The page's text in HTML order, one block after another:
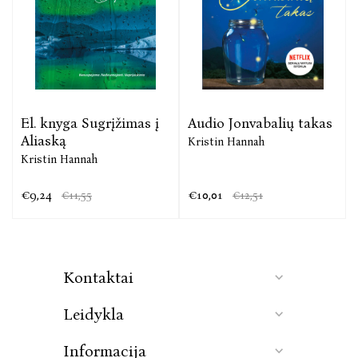
Nė nepastebėsite, kaip pasieksite paskutinį skyrių.
The Seattle Times
ir Havajuose. Rašytoja gimė 1960 m. Kalifornijoje, bet
dar vaikystėje persikėlė į Vašingtoną. Studijavo teisę,
kelerius metus dirbo teisininke, bet galiausiai
bičiulystę, motinystę, nesutarimus šeimoje.
El. knyga Sugrįžimas į
Aliaską
Kristin Hannah
€9,24 €11,55
Audio Jonvabalių takas
Kristin Hannah
€10,01 €12,51
Kontaktai
Leidykla
Informacija